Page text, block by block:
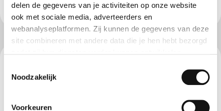
delen de gegevens van je activiteiten op onze website
ook met sociale media, adverteerders en
webanalyseplatformen. Zij kunnen de gegevens van deze
site combineren met andere data die je hen hebt bezorgd
Indien je dat toestaat, kunnen wij of onze partners onder
Noodzakelijk
Voorkeuren
Een weldoenster uit Brazilië
voor onze parochie mogelijk maakte, heeft een diepe
vervoermiddel, maar een symbool van hoop,